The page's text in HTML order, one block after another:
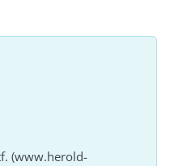
(www.herold-